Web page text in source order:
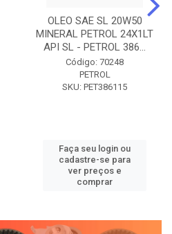
OLEO SAE SL 20W50
MINERAL PETROL 24X1LT
API SL - PETROL 386...
Código: 70248
PETROL
SKU: PET386115
Faça seu login ou
cadastre-se para
ver preços e
comprar